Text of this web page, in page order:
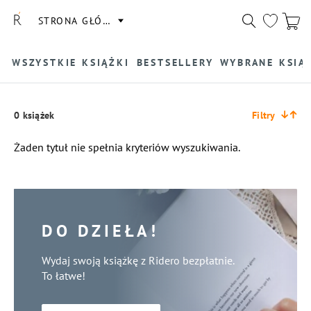
STRONA GŁÓWNA
WSZYSTKIE KSIĄŻKI BESTSELLERY WYBRANE
0 książek Filtry
Żaden tytuł nie spełnia kryteriów wyszukiwania.
DO DZIEŁA!
Wydaj swoją książkę z Ridero bezpłatnie.
To łatwe!